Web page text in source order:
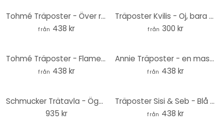
Tohmé Träposter - Över regnbågen
från 438 kr
Träposter Kvilis - Oj, bara galningar här... -Fyrkant
från 300 kr
Tohmé Träposter - Flamenco
från 438 kr
Annie Träposter - en massa gräs
från 438 kr
Schmucker Trätavla - Ögonblicksbild - 40x41,5 cm
935 kr
Träposter Sisi & Seb - Blå eukalyptus
från 438 kr